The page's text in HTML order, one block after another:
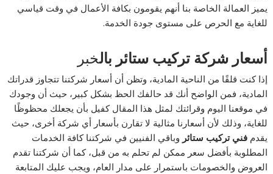
يميز العمالة الخاصة بنا أنهم يقومون بكافة الأعمال في وقت قياسي
للغاية مع الحرص على مستوى جودة الخدمة.
أسعار شركة تركيب ستائر بالخبر
إذا كنت قلقًا من الناحية المادية، وتظن أن أسعار شركتنا تتجاوز قدراتك
المادية، فمن الواضح أنك قد حالفك الحظ بشكل كبير، حيث أن وجودك
في موقعنا اليوم وقرائتك لمثل هذا المقال كفيل بأن يجعلك محظوظًا
للغاية، وذلك لأن أسعارنا مثالية لا تقارن بأسعار أي شركة أخرى، حيث
يقدمفني تركيب ستائر وباقي الفنيين في شركتنا كافة الخدمات
المطلوبة بأفضل سعر ممكن لم تحلم به من قبل، كما أن شركتنا تقدم
العروض والخصومات باستمرار على مدار العام، ويجب عليك المتابعة